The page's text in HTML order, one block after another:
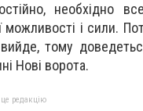
необхідно
і сили.
тому
Нові ворота.
редакцію